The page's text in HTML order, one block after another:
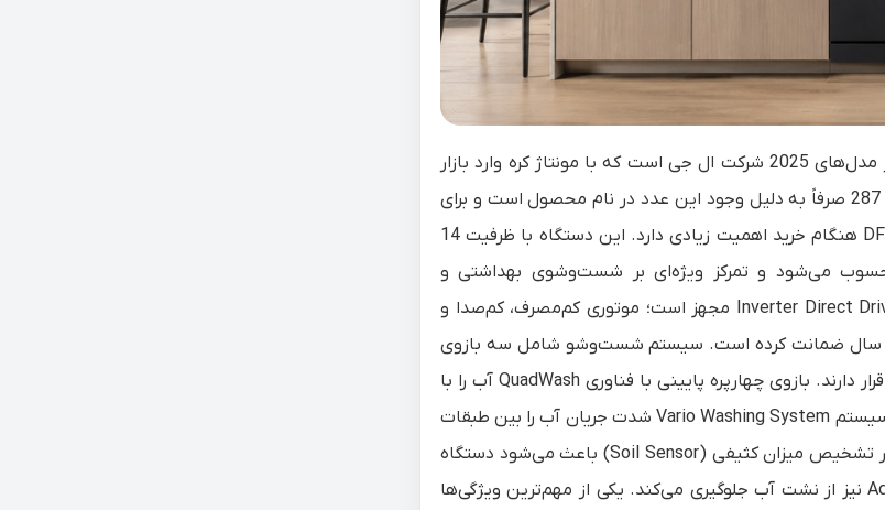
ماشین ظرفشویی و خشک‌کن ال جی DFC287HMS رنگ مشکی مات یکی از مدل‌های 2025 شرکت ال جی است که با مونتاژ کره وارد بازار
ایران شده و به نام «مدل 287» نیز شناخته می‌شود. البته استفاده از عنوان 287 صرفاً به دلیل وجود این عدد در نام محصول است و برای
جلوگیری از اشتباه با سایر مدل‌های مشابه، توجه به مدل کامل DFC287HMS هنگام خرید اهمیت زیادی دارد. این دستگاه با ظرفیت 14
می‌شود و تمرکز ویژه‌ای بر شست‌وشوی بهداشتی و
خشک‌کنندگی کامل دارد. در بخش فنی، این ماشین ظرفشویی به موتور Inverter Direct Drive مجهز است؛ موتوری کم‌مصرف، کم‌صدا و
بادوام که عملکرد قدرتمندی ارائه می‌دهد. ال جی عملکرد این موتور را تا 10 سال ضمانت کرده است. سیستم شست‌وشو شامل سه بازوی
آب‌پاش مجزا است که در زیر سبد پایینی، زیر سبد میانی و بالای سبد سوم قرار دارند. بازوی چهارپره پایینی با فناوری QuadWash آب را با
فشار بالا پخش می‌کند تا حتی آلودگی‌های سرسخت نیز پاک شوند. همچنین سیستم Vario Washing System شدت جریان آب را بین طبقات
تنظیم می‌کند تا شست‌وشو متناسب با نوع ظروف انجام شود. وجود سنسور تشخیص میزان کثیفی (Soil Sensor) باعث می‌شود دستگاه
بر اساس میزان آلودگی، مصرف آب و انرژی را تنظیم کند. سیستم Aqua-Stop نیز از نشت آب جلوگیری می‌کند. یکی از مهم‌ترین ویژگی‌ها